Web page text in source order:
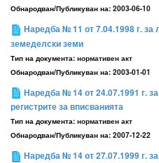
Обнародван/Публикуван на: 2003-06-10
Наредба № 11 от 7.04.1998 г. за
земеделски земи
Тип на документа: нормативен акт
Обнародван/Публикуван на: 2003-01-01
Наредба № 14 от 24.07.1991 г.
регистрите за вписванията
Тип на документа: нормативен акт
Обнародван/Публикуван на: 2007-12-22
Наредба № 14 от 27.07.1999 г.